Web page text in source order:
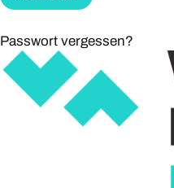
Passwort vergessen?